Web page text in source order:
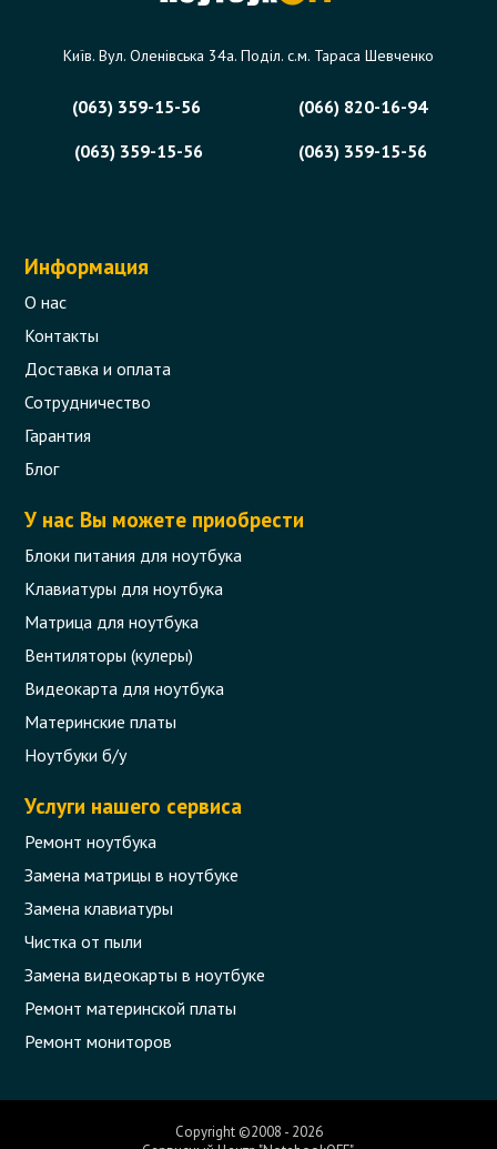
Київ. Вул. Оленівська 34а. Поділ. с.м. Тараса Шевченко
(063) 359-15-56
(066) 820-16-94
(063) 359-15-56
(063) 359-15-56
Информация
О нас
Контакты
Доставка и оплата
Сотрудничество
Гарантия
Блог
У нас Вы можете приобрести
Блоки питания для ноутбука
Клавиатуры для ноутбука
Матрица для ноутбука
Вентиляторы (кулеры)
Видеокарта для ноутбука
Материнские платы
Ноутбуки б/у
Услуги нашего сервиса
Ремонт ноутбука
Замена матрицы в ноутбуке
Замена клавиатуры
Чистка от пыли
Замена видеокарты в ноутбуке
Ремонт материнской платы
Ремонт мониторов
Copyright ©2008 - 2026